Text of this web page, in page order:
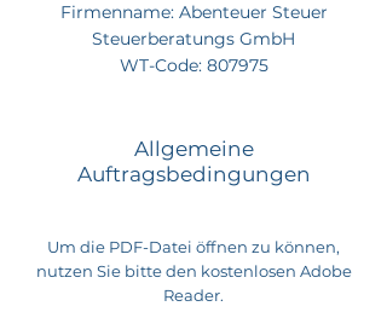
Firmenname: Abenteuer Steuer
Steuerberatungs GmbH
WT-Code: 807975
Allgemeine
Auftragsbedingungen
Um die PDF-Datei öffnen zu können,
nutzen Sie bitte den kostenlosen Adobe
Reader.